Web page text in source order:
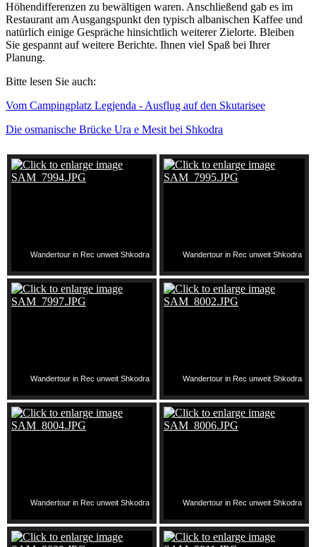
Höhendifferenzen zu bewältigen waren. Anschließend gab es im
Restaurant am Ausgangspunkt den typisch albanischen Kaffee und
natürlich einige Gespräche hinsichtlich weiterer Zielorte. Bleiben
Sie gespannt auf weitere Berichte. Ihnen viel Spaß bei Ihrer
Planung.
Bitte lesen Sie auch:
Vom Campingplatz Legjenda - Ausflug auf den Skutarisee
Die osmanische Brücke Ura e Mesit bei Shkodra
Wandertour in Rec unweit Shkodra Wandertour in Rec unweit Shkodra
Wandertour in Rec unweit Shkodra Wandertour in Rec unweit Shkodra
Wandertour in Rec unweit Shkodra Wandertour in Rec unweit Shkodra